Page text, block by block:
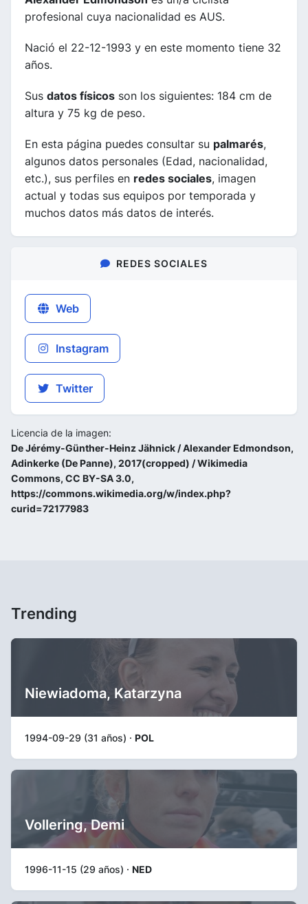
profesional cuya nacionalidad es AUS.
Nació el 22-12-1993 y en este momento tiene 32
años.
Sus datos físicos son los siguientes: 184 cm de
altura y 75 kg de peso.
En esta página puedes consultar su palmarés,
algunos datos personales (Edad, nacionalidad,
etc.), sus perfiles en redes sociales, imagen
actual y todas sus equipos por temporada y
muchos datos más datos de interés.
REDES SOCIALES
Web
Instagram
Twitter
Licencia de la imagen:
De Jérémy-Günther-Heinz Jähnick / Alexander Edmondson,
Adinkerke (De Panne), 2017(cropped) / Wikimedia
Commons, CC BY-SA 3.0,
https://commons.wikimedia.org/w/index.php?
curid=72177983
Trending
Niewiadoma, Katarzyna
1994-09-29 (31 años) · POL
Vollering, Demi
1996-11-15 (29 años) · NED